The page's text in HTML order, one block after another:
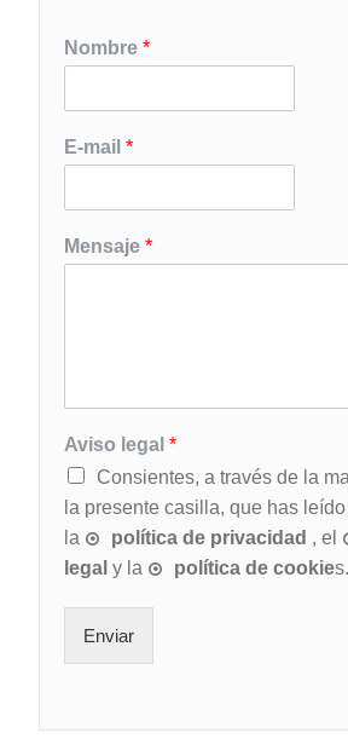
Nombre *
E-mail *
Mensaje *
Aviso legal *
Consientes, a través de la
la presente casilla, que has
la
política de privacidad , el
legal y la política de cookie
Enviar